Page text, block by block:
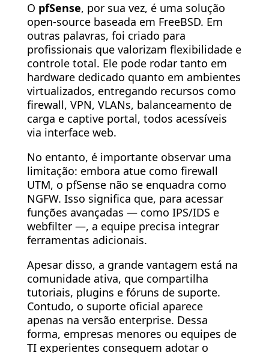
O pfSense, por sua vez, é uma solução
open-source baseada em FreeBSD. Em
outras palavras, foi criado para
profissionais que valorizam flexibilidade e
controle total. Ele pode rodar tanto em
hardware dedicado quanto em ambientes
virtualizados, entregando recursos como
firewall, VPN, VLANs, balanceamento de
carga e captive portal, todos acessíveis
via interface web.
No entanto, é importante observar uma
limitação: embora atue como firewall
UTM, o pfSense não se enquadra como
NGFW. Isso significa que, para acessar
funções avançadas — como IPS/IDS e
webfilter —, a equipe precisa integrar
ferramentas adicionais.
Apesar disso, a grande vantagem está na
comunidade ativa, que compartilha
tutoriais, plugins e fóruns de suporte.
Contudo, o suporte oficial aparece
apenas na versão enterprise. Dessa
forma, empresas menores ou equipes de
TI experientes conseguem adotar o